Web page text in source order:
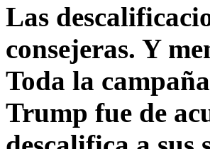
Las
consejeras. Y
Toda la
Trump fue de